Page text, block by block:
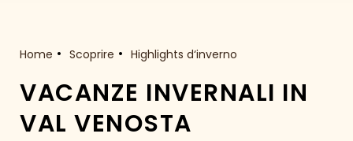
Home Scoprire Highlights d‘inverno
VACANZE INVERNALI IN
VAL VENOSTA